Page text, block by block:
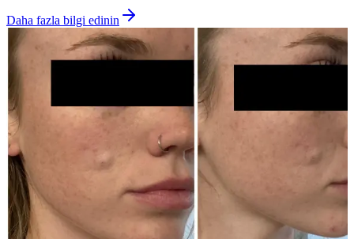
Daha fazla bilgi edinin